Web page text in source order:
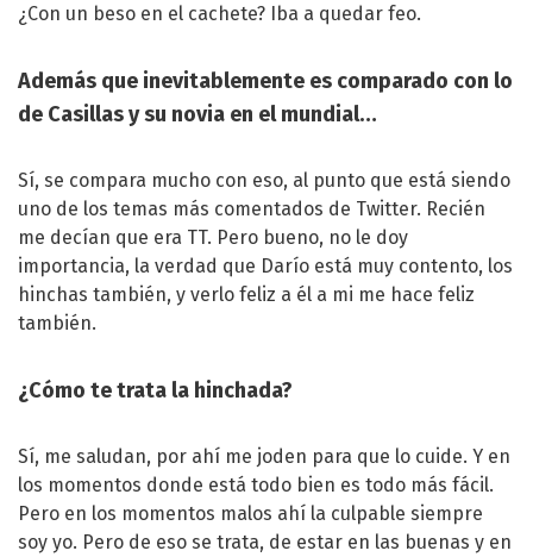
¿Con un beso en el cachete? Iba a quedar feo.
Además que inevitablemente es comparado con lo
de Casillas y su novia en el mundial…
Sí, se compara mucho con eso, al punto que está siendo
uno de los temas más comentados de Twitter. Recién
me decían que era TT. Pero bueno, no le doy
importancia, la verdad que Darío está muy contento, los
hinchas también, y verlo feliz a él a mi me hace feliz
también.
¿Cómo te trata la hinchada?
Sí, me saludan, por ahí me joden para que lo cuide. Y en
los momentos donde está todo bien es todo más fácil.
Pero en los momentos malos ahí la culpable siempre
soy yo. Pero de eso se trata, de estar en las buenas y en